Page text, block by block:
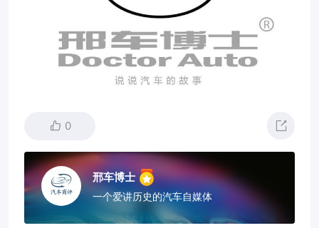
0
邢车博士
一个爱讲历史的汽车自媒体